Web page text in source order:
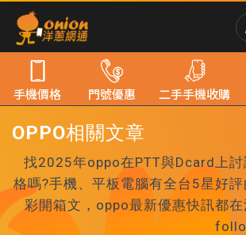
OPPO相關文章
找2025年oppo在PTT與Dcard上
格嗎?手機、平板電腦有全台5星好
彩開箱文，oppo最新優惠快訊都
手機價格 門號優惠 二手手機收購